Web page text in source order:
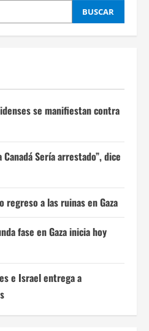
BUSCAR
se manifiestan contra
Sería arrestado”, dice
regreso a las ruinas en Gaza
fase en Gaza inicia hoy
e Israel entrega a